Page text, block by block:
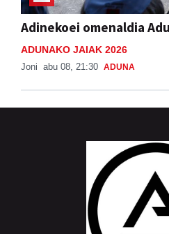
Adinekoei omenaldia
ADUNAKO JAIAK 2026
Joni abu 08, 21:30 ADUNA